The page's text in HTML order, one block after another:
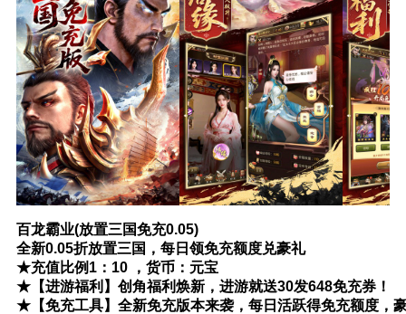
百龙霸业(放置三国免充0.05)
全新0.05折放置三国，每日领免充额度兑豪礼
★充值比例1：10 ，货币：元宝
★【进游福利】创角福利焕新，进游就送30发648免充券！
★【免充工具】全新免充版本来袭，每日活跃得免充额度，